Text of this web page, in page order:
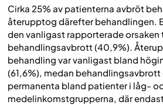
Cirka 25% av patienterna avbröt
återupptog därefter behandlingen.
den vanligast rapporterade orsaken
behandlingsavbrott (40,9%).
behandling var vanligast bland
(61,6%), medan
permanenta bland patienter i låg-
medelinkomstgrupperna, där